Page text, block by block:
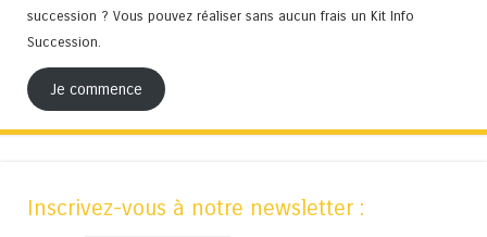
succession ? Vous pouvez réaliser sans aucun frais un Kit Info
Succession.
Je commence
Inscrivez-vous à notre newsletter :